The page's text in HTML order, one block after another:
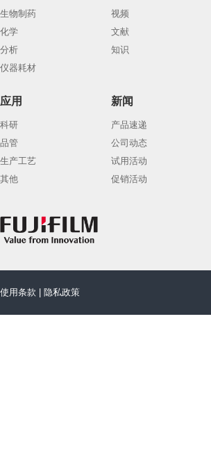
生物制药
化学
分析
仪器耗材
视频
文献
知识
应用
科研
品管
生产工艺
其他
新闻
产品速递
公司动态
试用活动
促销活动
使用条款 隐私政策